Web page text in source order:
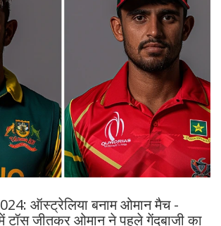
ऑस्ट्रेलिया बनाम ओमान मैच -
जीतकर ओमान ने पहले गेंदबाजी का